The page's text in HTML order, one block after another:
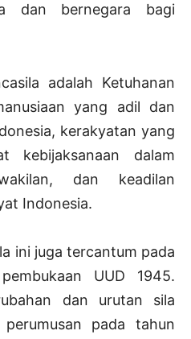
dan bernegara bagi
adalah Ketuhanan
yang adil dan
kerakyatan yang
kebijaksanaan dalam
dan keadilan
Indonesia.
ini juga tercantum pada
UUD 1945.
dan urutan sila
pada tahun